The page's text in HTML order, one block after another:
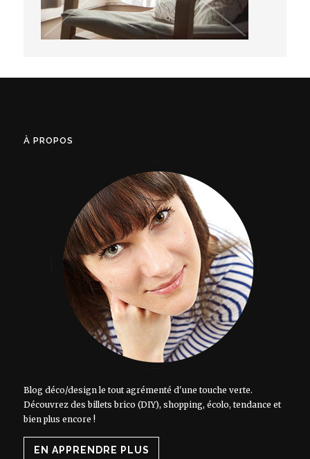
À PROPOS
Blog déco/design le tout agrémenté d'une touche verte.
Découvrez des billets brico (DIY), shopping, écolo, tendance et
bien plus encore !
EN APPRENDRE PLUS